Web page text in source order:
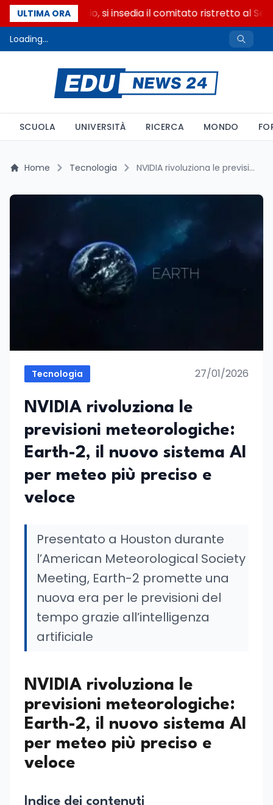
ULTIMA ORA
Riforma del calcio, si insedia il comitato ristretto al
Loading...
SCUOLA UNIVERSITÀ RICERCA MONDO
Home Tecnologia NVIDIA rivoluziona le previsioni meteorologiche: Earth-2, il nuovo sistema AI per meteo più preciso e veloce
Tecnologia 27/01/2026
NVIDIA rivoluziona le
previsioni meteorologiche:
Earth-2, il nuovo sistema AI
per meteo più preciso e
veloce
Presentato a Houston durante
l’American Meteorological Society
Meeting, Earth-2 promette una
nuova era per le previsioni del
tempo grazie all’intelligenza
artificiale
NVIDIA rivoluziona le
previsioni meteorologiche:
Earth-2, il nuovo sistema AI
per meteo più preciso e
veloce
Indice dei contenuti